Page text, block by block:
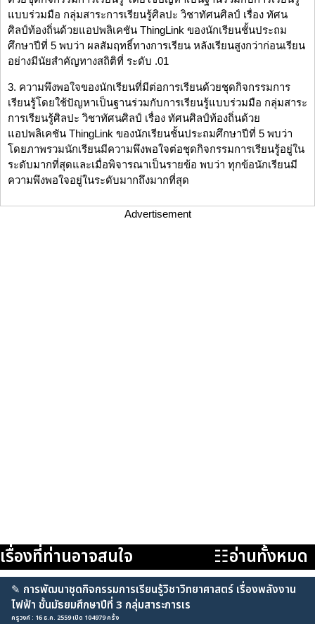
แบบร่วมมือ กลุ่มสาระการเรียนรู้ศิลปะ วิชาทัศนศิลป์ เรื่อง ทัศน
ศิลป์ท้องถิ่นด้วยแอปพลิเคชัน ThingLink ของนักเรียนชั้นประถม
ศึกษาปีที่ 5 พบว่า ผลสัมฤทธิ์ทางการเรียน หลังเรียนสูงกว่าก่อนเรียน
อย่างมีนัยสำคัญทางสถิติที่ ระดับ .01
3. ความพึงพอใจของนักเรียนที่มีต่อการเรียนด้วยชุดกิจกรรมการ
เรียนรู้โดยใช้ปัญหาเป็นฐานร่วมกับการเรียนรู้แบบร่วมมือ กลุ่มสาระ
การเรียนรู้ศิลปะ วิชาทัศนศิลป์ เรื่อง ทัศนศิลป์ท้องถิ่นด้วย
แอปพลิเคชัน ThingLink ของนักเรียนชั้นประถมศึกษาปีที่ 5 พบว่า
โดยภาพรวมนักเรียนมีความพึงพอใจต่อชุดกิจกรรมการเรียนรู้อยู่ใน
ระดับมากที่สุดและเมื่อพิจารณาเป็นรายข้อ พบว่า ทุกข้อนักเรียนมี
ความพึงพอใจอยู่ในระดับมากถึงมากที่สุด
Advertisement
เรื่องที่ท่านอาจสนใจ ☷อ่านทั้งหมด
✎ การพัฒนาชุดกิจกรรมการเรียนรู้วิชาวิทยาศาสตร์ เรื่องพลังงาน
ไฟฟ้า ชั้นมัธยมศึกษาปีที่ 3 กลุ่มสาระการเร
ครูวงค์ : 16 ธ.ค. 2559 เปิด 104979 ครั้ง